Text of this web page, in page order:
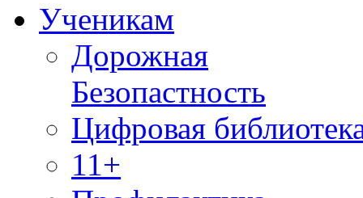
Ученикам
Дорожная
Безопастность
Цифровая
11+